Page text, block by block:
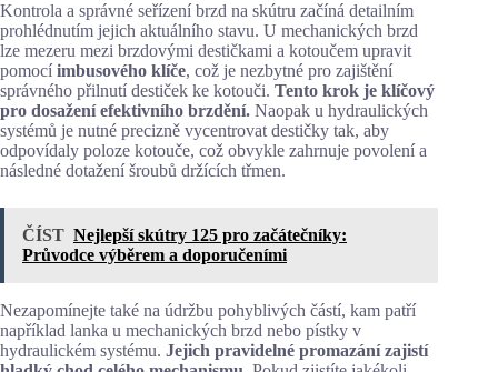
Kontrola a správné seřízení brzd na skútru začíná detailním
prohlédnutím jejich aktuálního stavu. U mechanických brzd
lze mezeru mezi brzdovými destičkami a kotoučem upravit
pomocí imbusového klíče, což je nezbytné pro zajištění
správného přilnutí destiček ke kotouči. Tento krok je klíčový
pro dosažení efektivního brzdění. Naopak u hydraulických
systémů je nutné precizně vycentrovat destičky tak, aby
odpovídaly poloze kotouče, což obvykle zahrnuje povolení a
následné dotažení šroubů držících třmen.
ČÍST Nejlepší skútry 125 pro začátečníky:
Průvodce výběrem a doporučeními
Nezapomínejte také na údržbu pohyblivých částí, kam patří
například lanka u mechanických brzd nebo pístky v
hydraulickém systému. Jejich pravidelné promazání zajistí